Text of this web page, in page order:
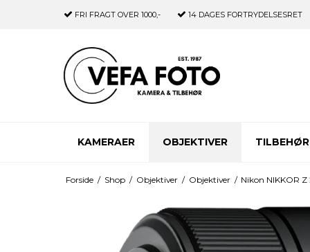
FRI FRAGT OVER 1000,- 14 DAGES FORTRYDELSESRET
KAMERAER OBJEKTIVER TILBEHØR
Forside / Shop / Objektiver / Objektiver / Nikon NIKKOR